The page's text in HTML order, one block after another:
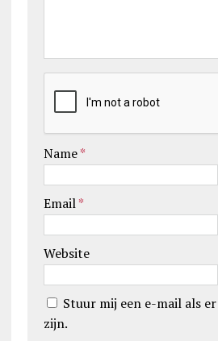
Name*
Email*
Website
Stuur mij een e-mail als
zijn.